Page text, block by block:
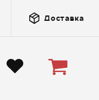
Доставка